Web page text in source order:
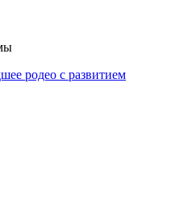
родео с развитием